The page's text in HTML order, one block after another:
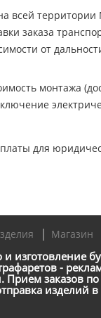
всей
заказа
от
монтажа
для
Магазин
и изготовление
-
Прием заказов
изделий